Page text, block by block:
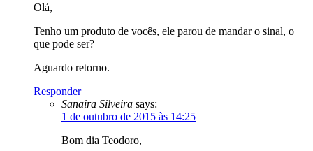
Olá,
Tenho um produto de vocês, ele parou de mandar o sinal, o
que pode ser?
Aguardo retorno.
Responder
Sanaira Silveira says:
1 de outubro de 2015 às 14:25
Bom dia Teodoro,